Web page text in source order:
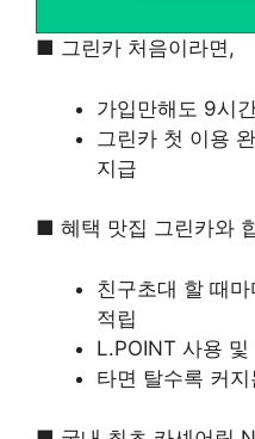
■ 그린카 처음이라면,
가입만해도 9시
그린카 첫 이용
지급
■ 혜택 맛집 그린카와
친구초대 할 때
적립
L.POINT 사용 및
타면 탈수록 커